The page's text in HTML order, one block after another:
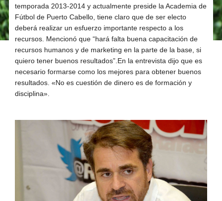
temporada 2013-2014 y actualmente preside la Academia de
Fútbol de Puerto Cabello, tiene claro que de ser electo
deberá realizar un esfuerzo importante respecto a los
recursos. Mencionó que “hará falta buena capacitación de
recursos humanos y de marketing en la parte de la base, si
quiero tener buenos resultados”.En la entrevista dijo que es
necesario formarse como los mejores para obtener buenos
resultados. «No es cuestión de dinero es de formación y
disciplina».